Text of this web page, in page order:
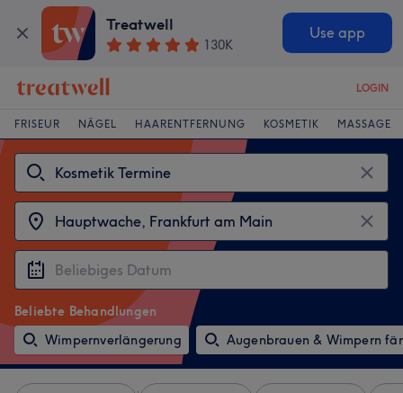
Treatwell
130K
Use app
LOGIN
FRISEUR NÄGEL HAARENTFERNUNG KOSMETIK MASSAGE
Beliebte Behandlungen
Wimpernverlängerung
Augenbrauen & Wimpern